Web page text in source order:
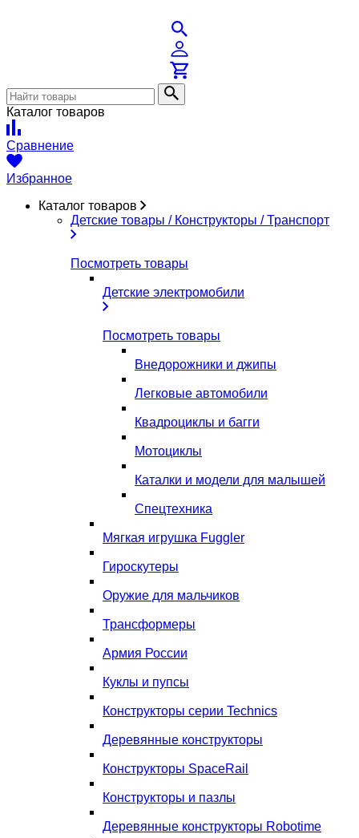
Каталог товаров
Сравнение
Избранное
Каталог товаров
Детские товары / Конструкторы / Транспорт
Посмотреть товары
Детские электромобили
Посмотреть товары
Внедорожники и джипы
Легковые автомобили
Квадроциклы и багги
Мотоциклы
Каталки и модели для малышей
Спецтехника
Мягкая игрушка Fuggler
Гироскутеры
Оружие для мальчиков
Трансформеры
Армия России
Куклы и пупсы
Конструкторы серии Technics
Деревянные конструкторы
Конструкторы SpaceRail
Конструкторы и пазлы
Деревянные конструкторы Robotime